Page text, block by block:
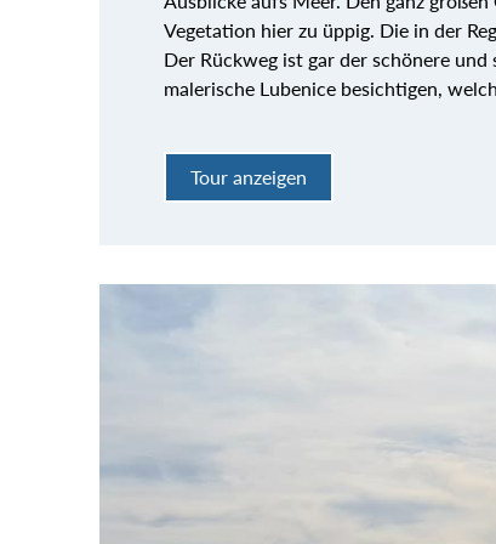
Vegetation hier zu üppig. Die in der
Der Rückweg ist gar der schönere und
malerische Lubenice besichtigen,
Tour anzeigen